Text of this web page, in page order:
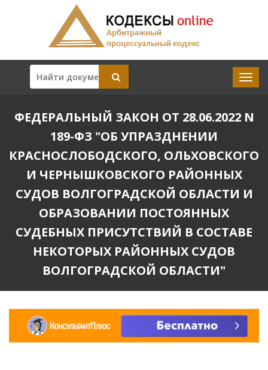
ФЕДЕРАЛЬНЫЙ ЗАКОН ОТ 28.06.2022 N
189-ФЗ "ОБ УПРАЗДНЕНИИ
КРАСНОСЛОБОДСКОГО, ОЛЬХОВСКОГО
И ЧЕРНЫШКОВСКОГО РАЙОННЫХ
СУДОВ ВОЛГОГРАДСКОЙ ОБЛАСТИ И
ОБРАЗОВАНИИ ПОСТОЯННЫХ
СУДЕБНЫХ ПРИСУТСТВИЙ В СОСТАВЕ
НЕКОТОРЫХ РАЙОННЫХ СУДОВ
ВОЛГОГРАДСКОЙ ОБЛАСТИ"